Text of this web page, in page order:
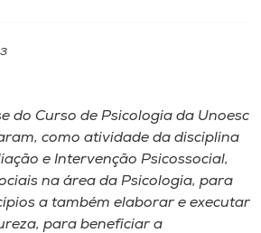
do Curso de Psicologia da Unoesc
como atividade da disciplina
e Intervenção Psicossocial,
na área da Psicologia, para
a também elaborar e executar
para beneficiar a